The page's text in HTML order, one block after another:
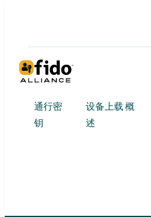
通行密
钥
设备上载 概
述